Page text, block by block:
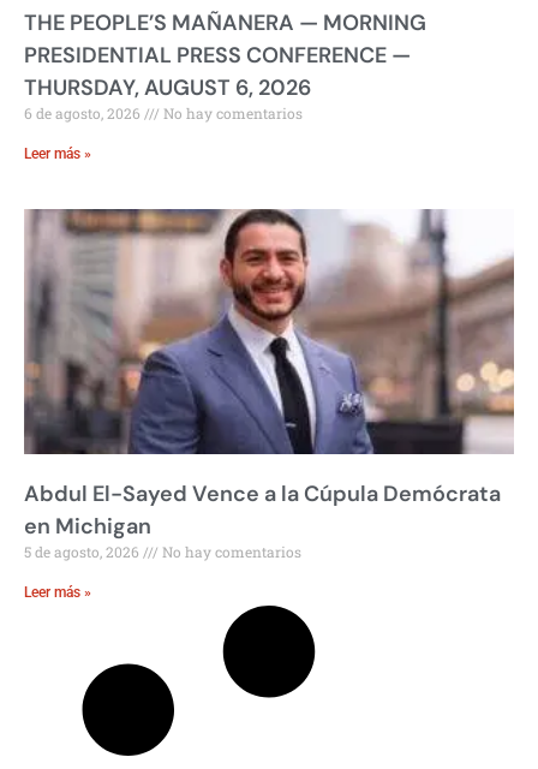
THE PEOPLE’S MAÑANERA — MORNING
PRESIDENTIAL PRESS CONFERENCE —
THURSDAY, AUGUST 6, 2026
6 de agosto, 2026 No hay comentarios
Leer más »
Abdul El-Sayed Vence a la Cúpula Demócrata
en Michigan
5 de agosto, 2026 No hay comentarios
Leer más »